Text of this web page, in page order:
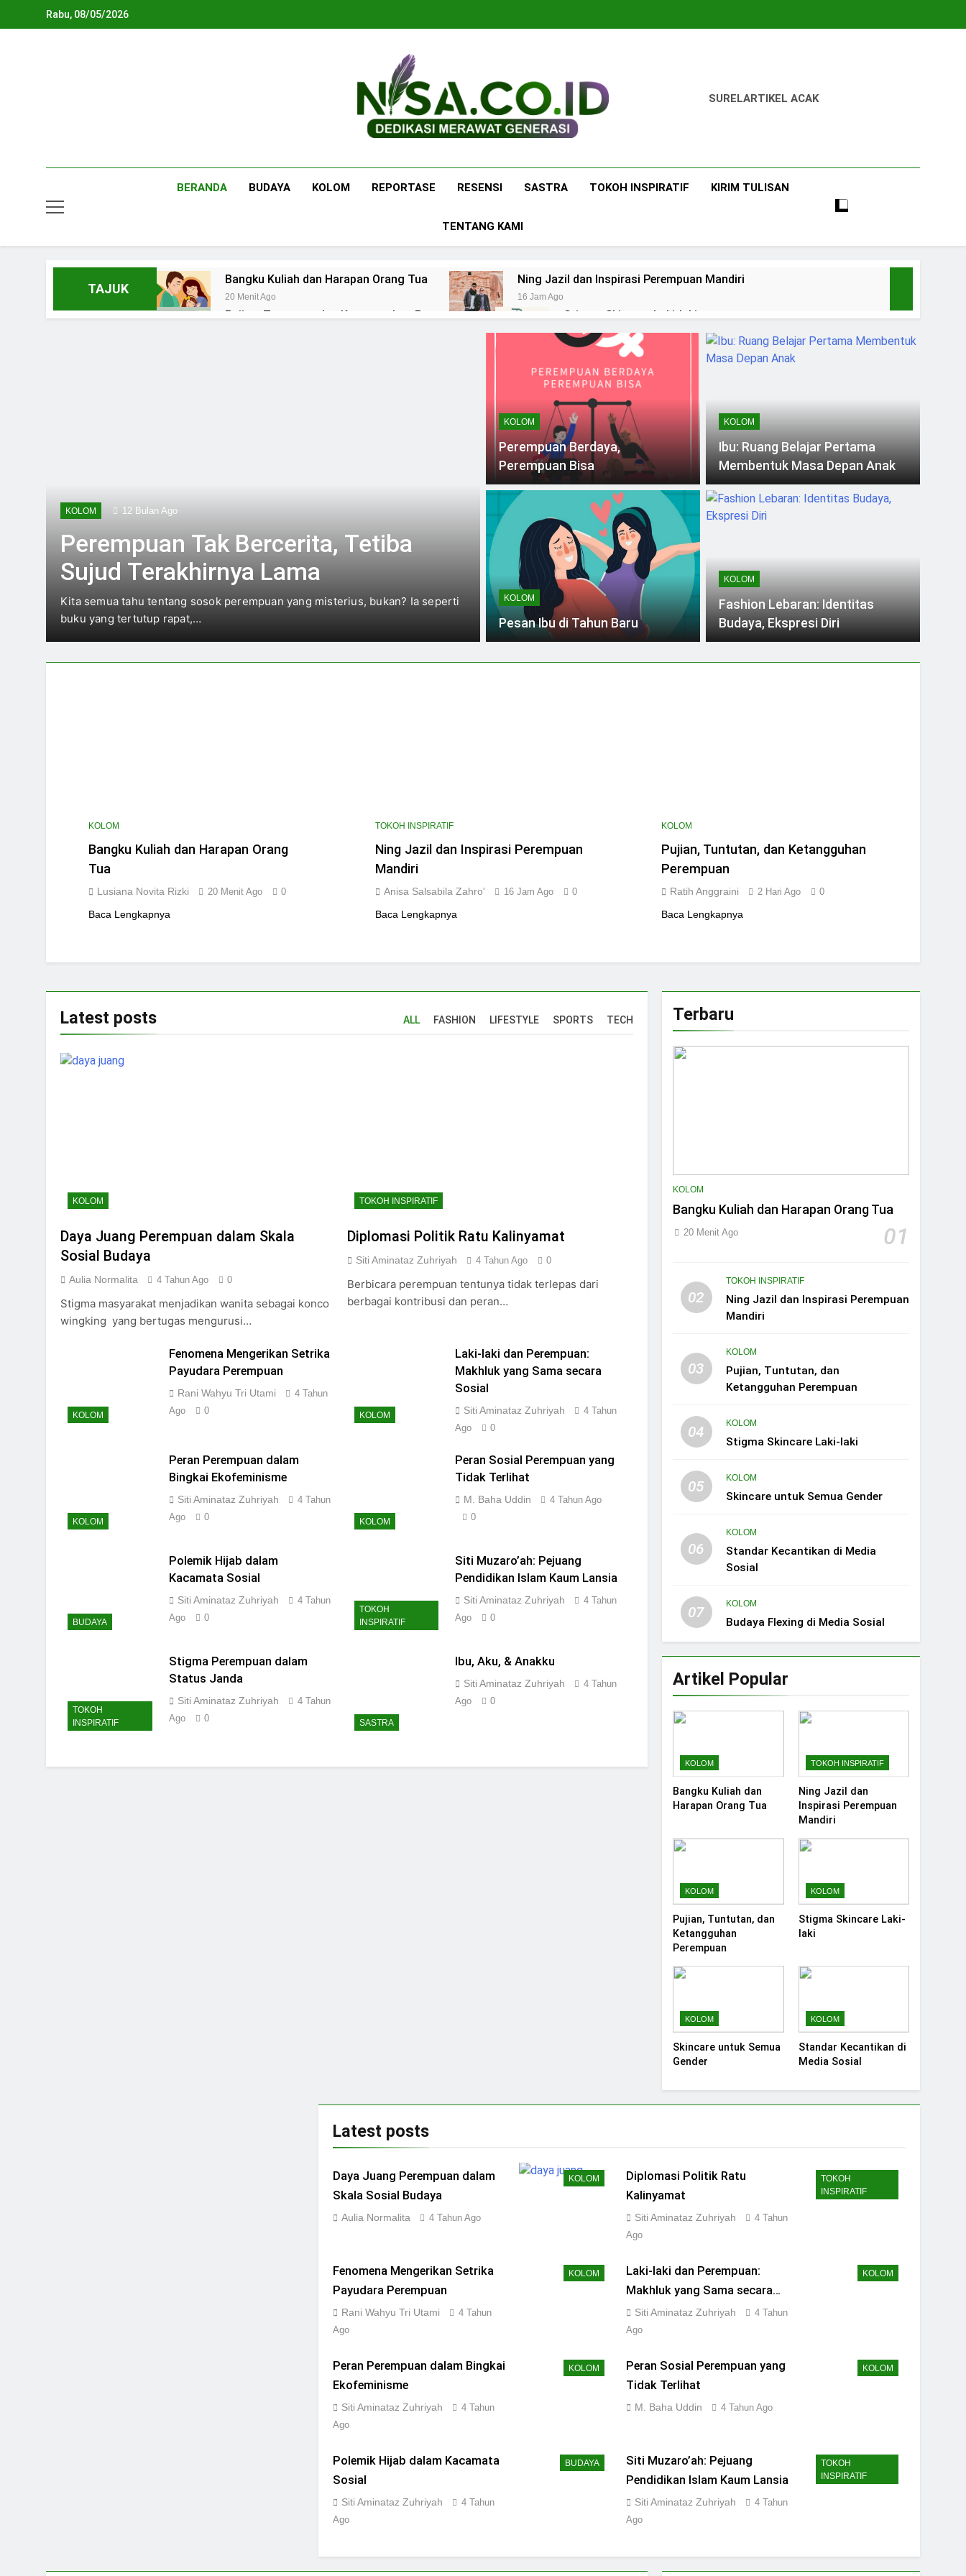
Rabu, 08/05/2026
Nisa.co.id
SURELARTIKEL ACAK
BERANDA BUDAYA KOLOM REPORTASE RESENSI SASTRA TOKOH INSPIRATIF KIRIM TULISAN
TENTANG KAMI
TAJUK
Bangku Kuliah dan Harapan Orang Tua
20 Menit Ago
Ning Jazil dan Inspirasi Perempuan Mandiri
16 Jam Ago
Pujian, Tuntutan, dan Ketangguhan Perempuan Stigma Skincare Laki-laki
2 Hari Ago
Standar Kecantikan di Media Sosial
Kuliah: Bukan Hanya Mengejar Nilai
Di Antara Kuliah dan Pekerjaan: Perempuan Menjalani Dua Peran
KOLOM 12 Bulan Ago
Perempuan Tak Bercerita, Tetiba
Sujud Terakhirnya Lama
Kita semua tahu tentang sosok perempuan yang misterius, bukan? Ia seperti
buku yang tertutup rapat,…
KOLOM
Perempuan Berdaya,
Perempuan Bisa
KOLOM
Ibu: Ruang Belajar Pertama
Membentuk Masa Depan Anak
KOLOM
Pesan Ibu di Tahun Baru
KOLOM
Fashion Lebaran: Identitas
Budaya, Ekspresi Diri
KOLOM
Bangku Kuliah dan Harapan Orang
Tua
Lusiana Novita Rizki 20 Menit Ago 0
Baca Lengkapnya
TOKOH INSPIRATIF
Ning Jazil dan Inspirasi Perempuan
Mandiri
Anisa Salsabila Zahro' 16 Jam Ago 0
Baca Lengkapnya
KOLOM
Pujian, Tuntutan, dan Ketangguhan
Perempuan
Ratih Anggraini 2 Hari Ago 0
Baca Lengkapnya
Latest posts ALL FASHION LIFESTYLE SPORTS TECH
KOLOM
Daya Juang Perempuan dalam Skala
Sosial Budaya
Aulia Normalita 4 Tahun Ago 0
Stigma masyarakat menjadikan wanita sebagai konco
wingking yang bertugas mengurusi…
TOKOH INSPIRATIF
Diplomasi Politik Ratu Kalinyamat
Siti Aminataz Zuhriyah 4 Tahun Ago 0
Berbicara perempuan tentunya tidak terlepas dari
berbagai kontribusi dan peran…
KOLOM
Fenomena Mengerikan Setrika
Payudara Perempuan
Rani Wahyu Tri Utami
4 Tahun
Ago
0 KOLOM
Laki-laki dan Perempuan:
Makhluk yang Sama secara
Sosial
Siti Aminataz Zuhriyah
4 Tahun
Ago
0
KOLOM
Peran Perempuan dalam
Bingkai Ekofeminisme
Siti Aminataz Zuhriyah
4 Tahun
Ago
0 KOLOM
Peran Sosial Perempuan yang
Tidak Terlihat
M. Baha Uddin
4 Tahun Ago
0
BUDAYA
Polemik Hijab dalam
Kacamata Sosial
Siti Aminataz Zuhriyah
4 Tahun
Ago
0
TOKOH
INSPIRATIF
Siti Muzaro’ah: Pejuang
Pendidikan Islam Kaum Lansia
Siti Aminataz Zuhriyah
4 Tahun
Ago
0
TOKOH
INSPIRATIF
Stigma Perempuan dalam
Status Janda
Siti Aminataz Zuhriyah
4 Tahun
Ago
0 SASTRA
Ibu, Aku, & Anakku
Siti Aminataz Zuhriyah
4 Tahun
Ago
0
Terbaru
KOLOM
Bangku Kuliah dan Harapan Orang Tua
01
20 Menit Ago
02
TOKOH INSPIRATIF
Ning Jazil dan Inspirasi Perempuan
Mandiri
03
KOLOM
Pujian, Tuntutan, dan
Ketangguhan Perempuan
04 KOLOM
Stigma Skincare Laki-laki
05 KOLOM
Skincare untuk Semua Gender
06
KOLOM
Standar Kecantikan di Media
Sosial
07 KOLOM
Budaya Flexing di Media Sosial
Artikel Popular
KOLOM
Bangku Kuliah dan
Harapan Orang Tua
TOKOH INSPIRATIF
Ning Jazil dan
Inspirasi Perempuan
Mandiri
KOLOM
Pujian, Tuntutan, dan
Ketangguhan
Perempuan
KOLOM
Stigma Skincare Laki-
laki
KOLOM
Skincare untuk Semua
Gender
KOLOM
Standar Kecantikan di
Media Sosial
Latest posts
KOLOM
Daya Juang Perempuan dalam
Skala Sosial Budaya
Aulia Normalita 4 Tahun Ago
TOKOH
INSPIRATIF
Diplomasi Politik Ratu
Kalinyamat
Siti Aminataz Zuhriyah
4 Tahun
Ago
KOLOM
Fenomena Mengerikan Setrika
Payudara Perempuan
Rani Wahyu Tri Utami
4 Tahun
Ago
KOLOM
Laki-laki dan Perempuan:
Makhluk yang Sama secara
Sosial
Siti Aminataz Zuhriyah
4 Tahun
Ago
KOLOM
Peran Perempuan dalam Bingkai
Ekofeminisme
Siti Aminataz Zuhriyah
4 Tahun
Ago
KOLOM
Peran Sosial Perempuan yang
Tidak Terlihat
M. Baha Uddin 4 Tahun Ago
BUDAYA
Polemik Hijab dalam Kacamata
Sosial
Siti Aminataz Zuhriyah
4 Tahun
Ago
TOKOH
INSPIRATIF
Siti Muzaro’ah: Pejuang
Pendidikan Islam Kaum Lansia
Siti Aminataz Zuhriyah
4 Tahun
Ago